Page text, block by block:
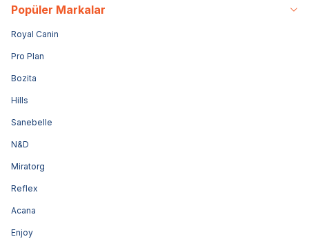
Popüler Markalar
Royal Canin
Pro Plan
Bozita
Hills
Sanebelle
N&D
Miratorg
Reflex
Acana
Enjoy